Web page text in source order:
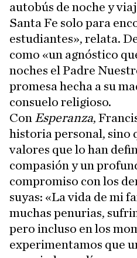
autobús de noche y
Santa Fe solo para
estudiantes», relata.
como «un agnóstico
noches el Padre
promesa hecha a su
consuelo religioso.
Con Esperanza,
historia personal, sino
valores que lo han
compasión y un
compromiso con los
suyas: «La vida de mi
muchas penurias,
pero incluso en los
experimentamos que